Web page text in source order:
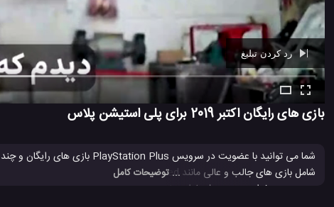
رد کردن تبلیغ
Ad - 00:39
بازی های رایگان اکتبر 2019 برای پلی استیشن پلاس
در دسترس خواهند بود. پیشنهادات ماهانه ممکن است متفاوت باشد و در معرض
... توضیحات کامل